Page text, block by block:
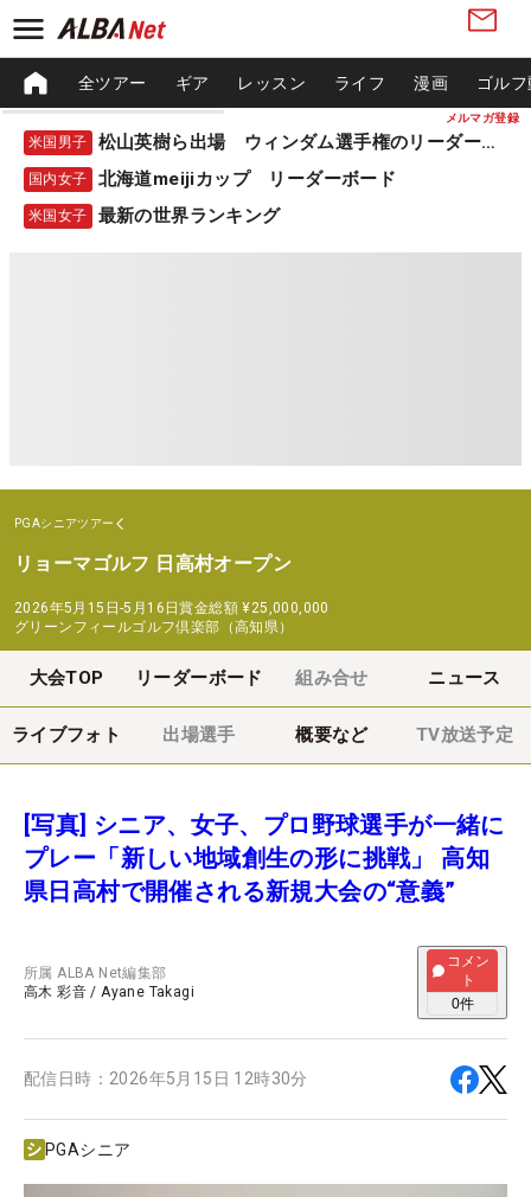
メルマガ登録
全ツアー ギア レッスン ライフ 漫画 ゴル
米国男子 松山英樹ら出場 ウィンダム選手権のリーダーボード
国内女子 北海道meijiカップ リーダーボード
米国女子 最新の世界ランキング
PGAシニアツアー
リョーマゴルフ 日高村オープン
2026年5月15日-5月16日賞金総額 ¥25,000,000
グリーンフィールゴルフ倶楽部（高知県）
大会TOP リーダーボード 組み合せ ニュース
ライブフォト 出場選手 概要など TV放送予定
[写真] シニア、女子、プロ野球選手が一緒に
プレー「新しい地域創生の形に挑戦」 高知
県日高村で開催される新規大会の“意義”
所属ALBA Net編集部
高木 彩音 /Ayane Takagi
コメン
ト
0件
配信日時： 2026年5月15日 12時30分
PGAシニア